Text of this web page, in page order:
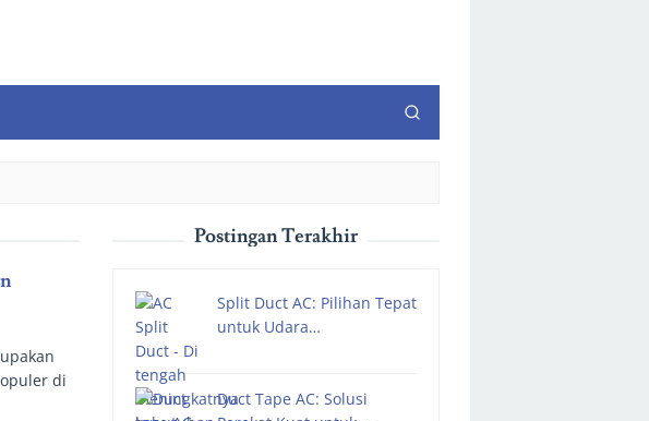
di
Postingan Terakhir
Split Duct AC: Pilihan Tepat
untuk Udara…
Duct Tape AC: Solusi